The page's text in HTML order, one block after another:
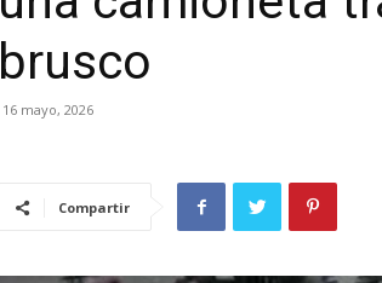
brusco
16 mayo, 2026
Compartir